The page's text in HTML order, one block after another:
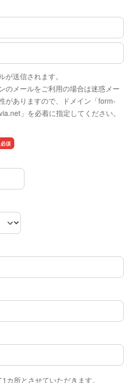
送信されます。
のメールをご利用の場合は迷惑メー
がありますので、ドメイン「form-
」を必着に指定してください。
カ所とさせていただきます。